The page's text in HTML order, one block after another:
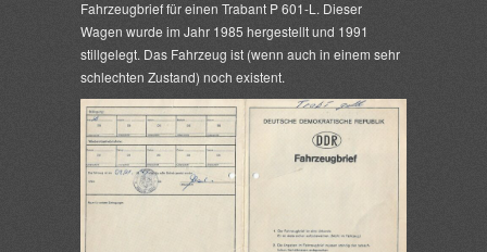
Fahrzeugbrief für einen Trabant P 601-L. Dieser
Wagen wurde im Jahr 1985 hergestellt und 1991
stillgelegt. Das Fahrzeug ist (wenn auch in einem sehr
schlechten Zustand) noch existent.